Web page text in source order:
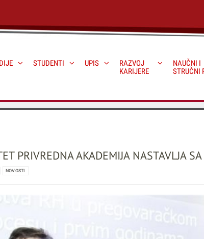
STUDENTI UPIS
RAZVOJ
KARIJERE
NAUČNI I
STRUČNI
PRIVREDNA AKADEMIJA NASTAVLJA
NOVOSTI